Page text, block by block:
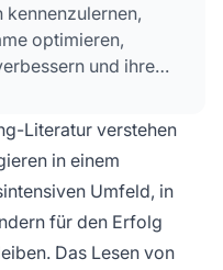
kennenzulernen,
optimieren,
und ihre
Literatur verstehen
in einem
Umfeld, in
für den Erfolg
Das Lesen von